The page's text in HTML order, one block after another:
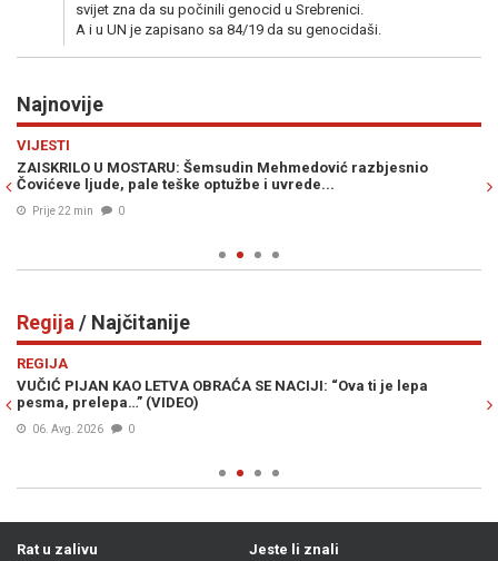
svijet zna da su počinili genocid u Srebrenici.
A i u UN je zapisano sa 84/19 da su genocidaši.
Najnovije
VIJESTI
ZAISKRILO U MOSTARU: Šemsudin Mehmedović razbjesnio
Čovićeve ljude, pale teške optužbe i uvrede...
Prije 22 min 0
Regija / Najčitanije
REGIJA
VUČIĆ PIJAN KAO LETVA OBRAĆA SE NACIJI: “Ova ti je lepa
pesma, prelepa…” (VIDEO)
06. Avg. 2026 0
Rat u zalivu
Jeste li znali